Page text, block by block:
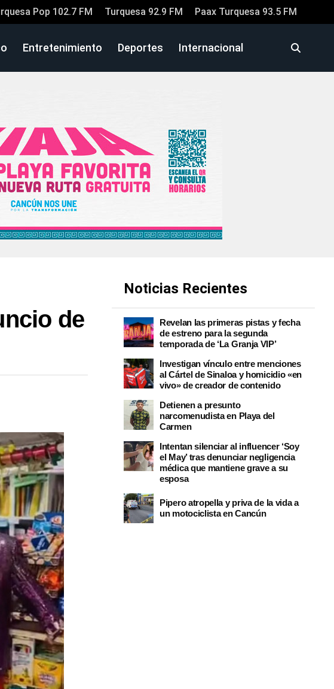
Pop 102.7 FM Turquesa 92.9 FM Paax Turquesa 93.5 FM
Entretenimiento Deportes Internacional
de
Noticias Recientes
Revelan las primeras pistas y fecha
de estreno para la segunda
temporada de ‘La Granja VIP’
Investigan vínculo entre menciones
al Cártel de Sinaloa y homicidio «en
vivo» de creador de contenido
Detienen a presunto
narcomenudista en Playa del
Carmen
Intentan silenciar al influencer ‘Soy
el May’ tras denunciar negligencia
médica que mantiene grave a su
esposa
Pipero atropella y priva de la vida a
un motociclista en Cancún